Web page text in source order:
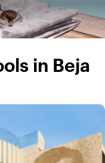
in Beja